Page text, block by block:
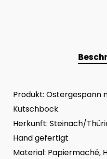
Produkt: Ostergespann
Kutschbock
Herkunft: Steinach/
Hand gefertigt
Material: Papiermaché,